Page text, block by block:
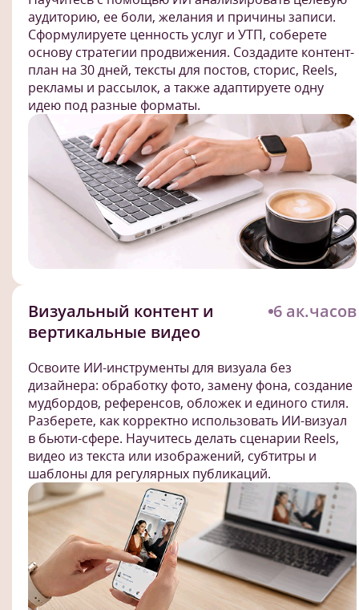
аудиторию, ее боли, желания и причины записи.
Сформулируете ценность услуг и УТП, соберете
основу стратегии продвижения. Создадите контент-
план на 30 дней, тексты для постов, сторис, Reels,
рекламы и рассылок, а также адаптируете одну
идею под разные форматы.
Визуальный контент и
вертикальные видео
6 ак.часов
Освоите ИИ-инструменты для визуала без
дизайнера: обработку фото, замену фона, создание
мудбордов, референсов, обложек и единого стиля.
Разберете, как корректно использовать ИИ-визуал
в бьюти-сфере. Научитесь делать сценарии Reels,
видео из текста или изображений, субтитры и
шаблоны для регулярных публикаций.